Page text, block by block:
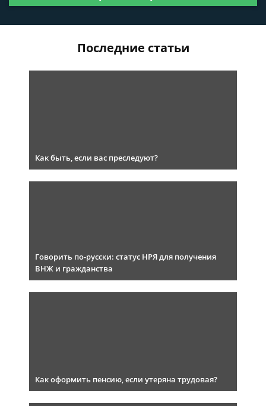
Последние статьи
Как быть, если вас преследуют?
Говорить по-русски: статус НРЯ для получения
ВНЖ и гражданства
Как оформить пенсию, если утеряна трудовая?